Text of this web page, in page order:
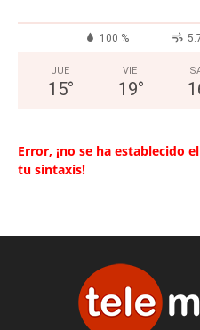
100 %
JUE
15°
VIE
19°
Error, ¡no se ha establecido
tu sintaxis!